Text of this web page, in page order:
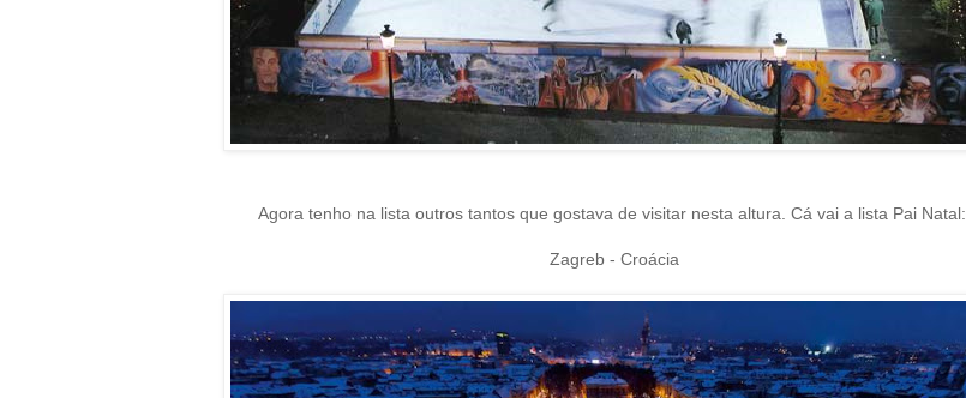
Agora tenho na lista outros tantos que gostava de visitar nesta altura. Cá vai a lista Pai Natal:
Zagreb - Croácia